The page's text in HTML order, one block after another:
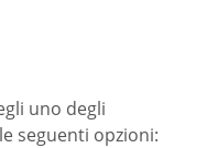
uno degli
seguenti opzioni: